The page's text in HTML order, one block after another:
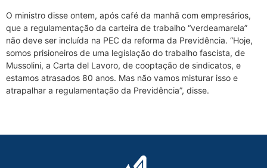
O ministro disse ontem, após café da manhã com empresários,
que a regulamentação da carteira de trabalho “verdeamarela”
não deve ser incluída na PEC da reforma da Previdência. “Hoje,
somos prisioneiros de uma legislação do trabalho fascista, de
Mussolini, a Carta del Lavoro, de cooptação de sindicatos, e
estamos atrasados 80 anos. Mas não vamos misturar isso e
atrapalhar a regulamentação da Previdência”, disse.